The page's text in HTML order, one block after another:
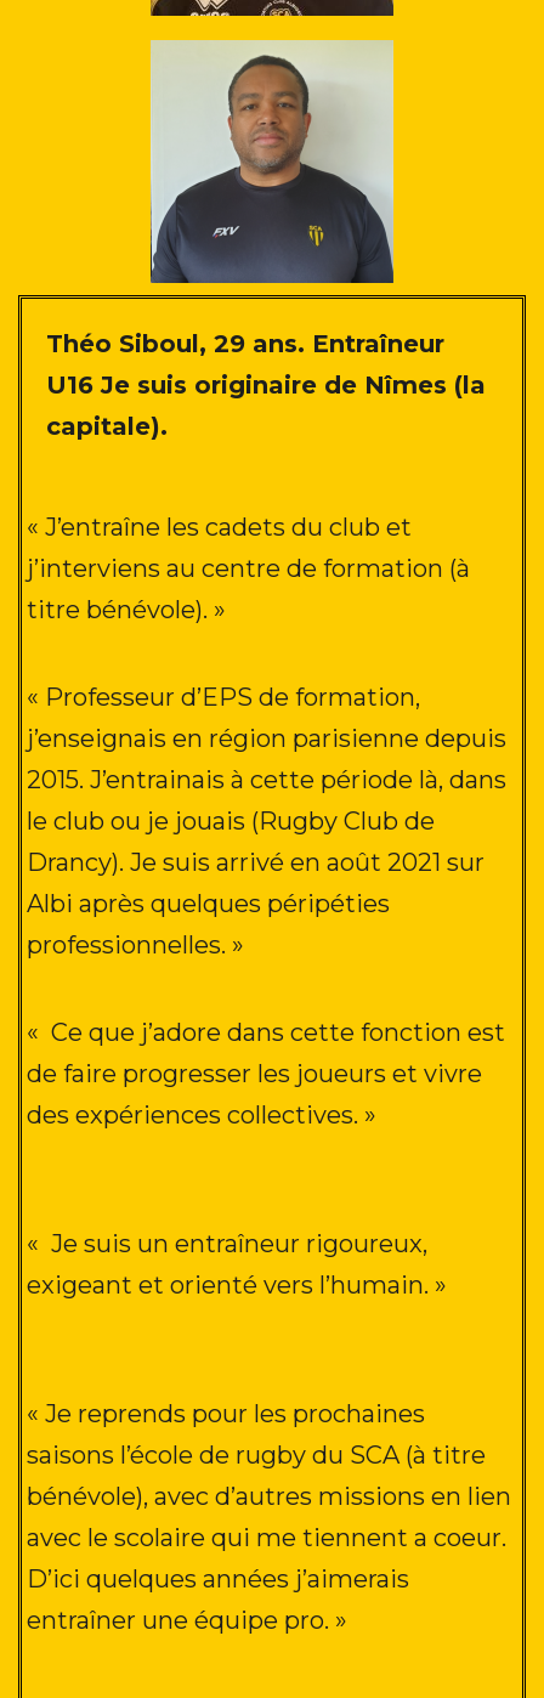
Théo Siboul, 29 ans. Entraîneur
U16 Je suis originaire de Nîmes (la
capitale).
« J’entraîne les cadets du club et
j’interviens au centre de formation (à
titre bénévole). »
« Professeur d’EPS de formation,
j’enseignais en région parisienne depuis
2015. J’entrainais à cette période là, dans
le club ou je jouais (Rugby Club de
Drancy). Je suis arrivé en août 2021 sur
Albi après quelques péripéties
professionnelles. »
« Ce que j’adore dans cette fonction est
de faire progresser les joueurs et vivre
des expériences collectives. »
« Je suis un entraîneur rigoureux,
exigeant et orienté vers l’humain. »
« Je reprends pour les prochaines
saisons l’école de rugby du SCA (à titre
bénévole), avec d’autres missions en lien
avec le scolaire qui me tiennent a coeur.
D’ici quelques années j’aimerais
entraîner une équipe pro. »